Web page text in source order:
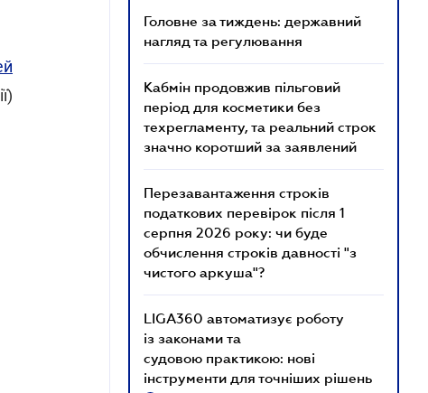
Головне за тиждень: державний
нагляд та регулювання
Кабмін продовжив пільговий
період для косметики без
техрегламенту, та реальний строк
значно коротший за заявлений
Перезавантаження строків
податкових перевірок після 1
серпня 2026 року: чи буде
обчислення строків давності "з
чистого аркуша"?
LIGA360 автоматизує роботу
із законами та
судовою практикою: нові
інструменти для точніших рішень